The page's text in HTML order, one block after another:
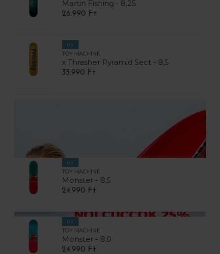
Martin Fishing - 8,25
26.990 Ft
ÚJ
TOY MACHINE
x Thrasher Pyramid Sect - 8,5
35.990 Ft
ÚJ
TOY MACHINE
Monster - 8,5
24.990 Ft
ÚJ
TOY MACHINE
Monster - 8,0
24.990 Ft